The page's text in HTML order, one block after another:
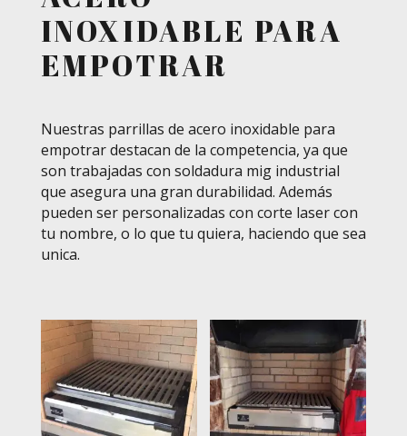
INOXIDABLE PARA
EMPOTRAR
Nuestras parrillas de acero inoxidable para
empotrar destacan de la competencia, ya que
son trabajadas con soldadura mig industrial
que asegura una gran durabilidad. Además
pueden ser personalizadas con corte laser con
tu nombre, o lo que tu quiera, haciendo que sea
unica.